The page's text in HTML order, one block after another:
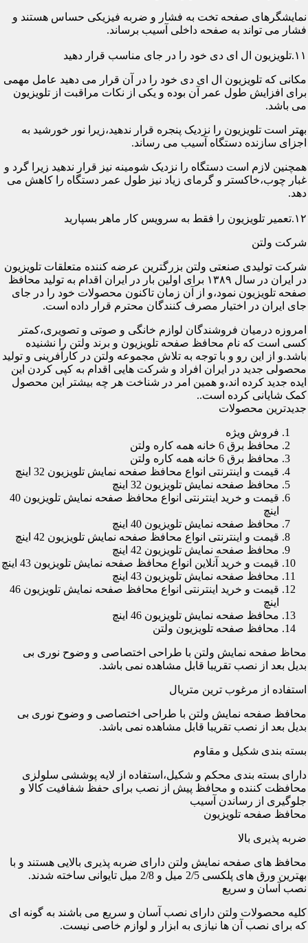
نمایشگرهای صفحه تخت به فشار و ضربه فیزیکی حساس هستند و
فشار می تواند به صفحه داخلی آسیب برساند.
۱۱.تلویزیون ال ای دی خود را در جای مناسب قرار دهید
مکانی که تلویزیون ال ای دی خود را در آن قرار می دهید عامل مهمی
برای افزایش طول عمر آن بوده و یکی از نکات مراقبت از تلویزیون
می باشد.
بهتر است تلویزیون را نزدیک پنجره قرار ندهید،زیرا نور خورشید به
اجزای سازنده دستگاه آسیب می رساند.
همچنین لازم است دستگاه را نزدیک شومینه نیز قرار ندهید زیرا گرد و
غبار چوب،خاکستر و گرمای زیاد نیز طول عمر دستگاه را کاهش می
دهد.
۱۲.تعمیر تلویزیون را فقط به سرویس کار ماهر بسپارید
شرکت ولتن
شرکت تولیدی صنعتی ولتن بزرگترین عرضه کننده متعلقات تلویزیون
در ایران در سال ۱۳۸۹ برای اولین بار در ایران اقدام به تولید محافظ
صفحه تلویزیون نمود،و از آن زمان تاکنون محصولات خود را در جای
جای ایران در اختیار مصرف کنندگان محترم قرار داده است.
امروزه درمیان فروشندگان لوازم خانگی و صوتی و تصویری،کمتر
کسی است که نام محافظ صفحه تلویزیون و برند ولتن را نشنیده
باشد.و از این رو و با توجه به تلاش مجموعه ولتن در کارآفرینی و تولید
محصولی جدید در ایران افراد و شرکت هایی اقدام به کپی کردن این
ایده جدید کرده اند،و همین امر در شناخت هر چه بیشتر این محصول
کمک شایانی کرده است..
جدیدترین محصولات
فروش ویژه
محافظ برق 6 خانه همه کاره ولتن
محافظ برق 6 خانه همه کاره ولتن
قیمت و اینترنتی انواع محافظ صفحه نمایش تلویزیون 32 اینچ
محافظ صفحه نمایش تلویزیون 32 اینچ
قیمت و خرید اینترنتی انواع محافظ صفحه نمایش تلویزیون 40
اینچ
محافظ صفحه نمایش تلویزیون 40 اینچ
قیمت و اینترنتی انواع محافظ صفحه نمایش تلویزیون 42 اینچ
محافظ صفحه نمایش تلویزیون 42 اینچ
قیمت و خرید آنلاین انواع محافظ صفحه نمایش تلویزیون 43 اینچ
محافظ صفحه نمایش تلویزیون 43 اینچ
قیمت و خرید اینترنتی انواع محافظ صفحه نمایش تلویزیون 46
اینچ
محافظ صفحه نمایش تلویزیون 46 اینچ
محافظ صفحه تلویزیون ولتن
محاظ صفحه نمایش ولتن با طراحی اختصاصی و وضوح نوری بی
بدیل بعد از نصب تقریبا قابل مشاهده نمی باشد.
استفاده از مرغوب ترین متریال
محافظ صفحه نمایش ولتن با طراحی اختصاصی و وضوح نوری بی
بدیل بعد از نصب تقریبا قابل مشاهده نمی باشد.
بسته بندی شکیل و مقاوم
دارای بسته بندی محکم و شکیل،استفاده از لایه پوششی سلولزی
محافظت کننده و محافظ پیش از نصب برای حفظ شفافیت کالا و
جلوگیری از رساندن آسیب
محافظ صفحه تلویزیون
ضربه پذیری بالا
محافظ های صفحه نمایش ولتن دارای ضربه پذیری بالایی هستند و با
بهترین ورق های پلکسی 2/5 میل و 2/8 میل تایوانی ساخته شدند.
نصب آسان و سریع
کلیه محصولات ولتن دارای نصب آسان و سریع می باشند به گونه ای
که برای نصب آن ها نیازی به ابزار و لوازم خاصی نیست.